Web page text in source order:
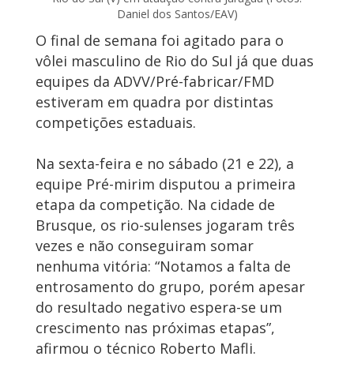
Daniel dos Santos/EAV)
O final de semana foi agitado para o
vôlei masculino de Rio do Sul já que duas
equipes da ADVV/Pré-fabricar/FMD
estiveram em quadra por distintas
competições estaduais.
Na sexta-feira e no sábado (21 e 22), a
equipe Pré-mirim disputou a primeira
etapa da competição. Na cidade de
Brusque, os rio-sulenses jogaram três
vezes e não conseguiram somar
nenhuma vitória: “Notamos a falta de
entrosamento do grupo, porém apesar
do resultado negativo espera-se um
crescimento nas próximas etapas”,
afirmou o técnico Roberto Mafli.